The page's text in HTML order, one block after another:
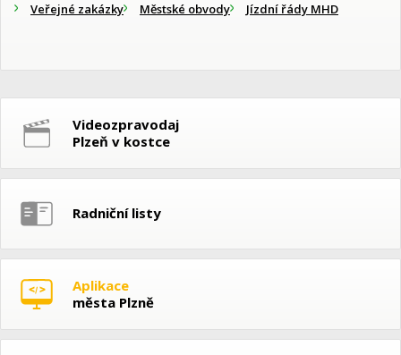
Veřejné zakázky
Městské obvody Jízdní řády MHD
Videozpravodaj
Plzeň v kostce
Radniční listy
Aplikace
města Plzně